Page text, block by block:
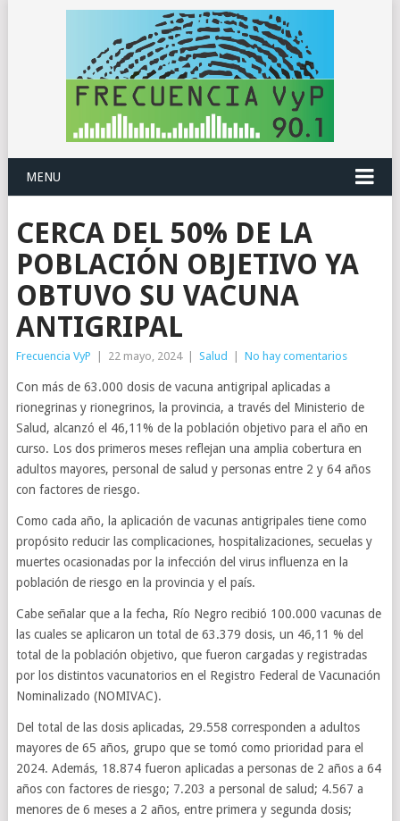
MENU
CERCA DEL 50% DE LA
POBLACIÓN OBJETIVO YA
OBTUVO SU VACUNA
ANTIGRIPAL
Frecuencia VyP 22 mayo, 2024 Salud No hay comentarios
Con más de 63.000 dosis de vacuna antigripal aplicadas a
rionegrinas y rionegrinos, la provincia, a través del Ministerio de
Salud, alcanzó el 46,11% de la población objetivo para el año en
curso. Los dos primeros meses reflejan una amplia cobertura en
adultos mayores, personal de salud y personas entre 2 y 64 años
con factores de riesgo.
Como cada año, la aplicación de vacunas antigripales tiene como
propósito reducir las complicaciones, hospitalizaciones, secuelas y
muertes ocasionadas por la infección del virus influenza en la
población de riesgo en la provincia y el país.
Cabe señalar que a la fecha, Río Negro recibió 100.000 vacunas de
las cuales se aplicaron un total de 63.379 dosis, un 46,11 % del
total de la población objetivo, que fueron cargadas y registradas
por los distintos vacunatorios en el Registro Federal de Vacunación
Nominalizado (NOMIVAC).
Del total de las dosis aplicadas, 29.558 corresponden a adultos
mayores de 65 años, grupo que se tomó como prioridad para el
2024. Además, 18.874 fueron aplicadas a personas de 2 años a 64
años con factores de riesgo; 7.203 a personal de salud; 4.567 a
menores de 6 meses a 2 años, entre primera y segunda dosis;